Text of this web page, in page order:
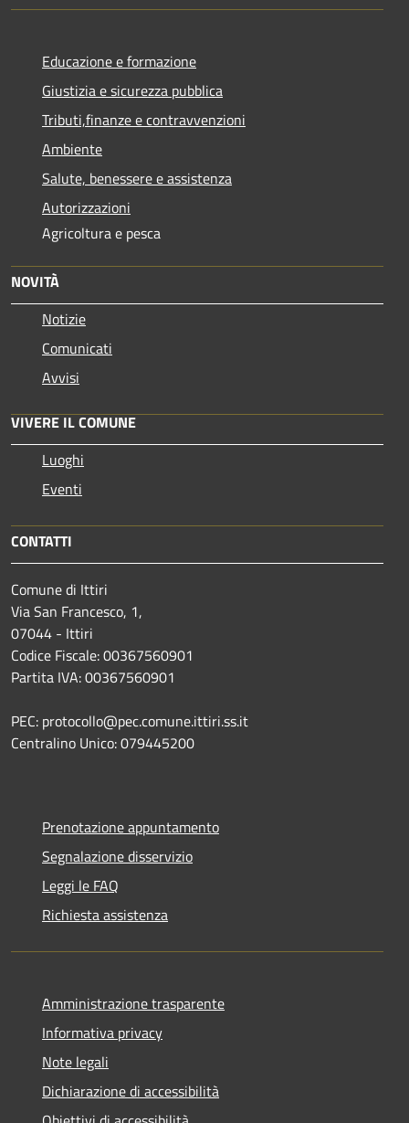
Educazione e formazione
Giustizia e sicurezza pubblica
Tributi,finanze e contravvenzioni
Ambiente
Salute, benessere e assistenza
Autorizzazioni
Agricoltura e pesca
NOVITÀ
Notizie
Comunicati
Avvisi
VIVERE IL COMUNE
Luoghi
Eventi
CONTATTI
Comune di Ittiri
Via San Francesco, 1,
07044 - Ittiri
Codice Fiscale: 00367560901
Partita IVA: 00367560901
PEC: protocollo@pec.comune.ittiri.ss.it
Centralino Unico: 079445200
Prenotazione appuntamento
Segnalazione disservizio
Leggi le FAQ
Richiesta assistenza
Amministrazione trasparente
Informativa privacy
Note legali
Dichiarazione di accessibilità